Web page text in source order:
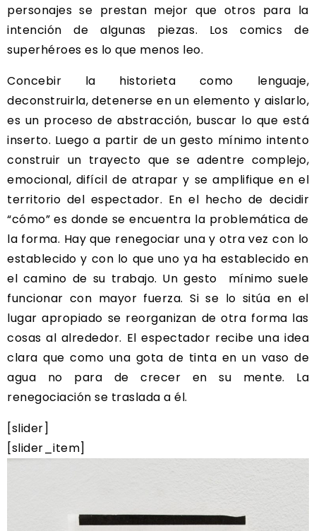
personajes se prestan mejor que otros para la
intención de algunas piezas. Los comics de
superhéroes es lo que menos leo.
Concebir la historieta como lenguaje,
deconstruirla, detenerse en un elemento y aislarlo,
es un proceso de abstracción, buscar lo que está
inserto. Luego a partir de un gesto mínimo intento
construir un trayecto que se adentre complejo,
emocional, difícil de atrapar y se amplifique en el
territorio del espectador. En el hecho de decidir
“cómo” es donde se encuentra la problemática de
la forma. Hay que renegociar una y otra vez con lo
establecido y con lo que uno ya ha establecido en
el camino de su trabajo. Un gesto mínimo suele
funcionar con mayor fuerza. Si se lo sitúa en el
lugar apropiado se reorganizan de otra forma las
cosas al alrededor. El espectador recibe una idea
clara que como una gota de tinta en un vaso de
agua no para de crecer en su mente. La
renegociación se traslada a él.
[slider]
[slider_item]